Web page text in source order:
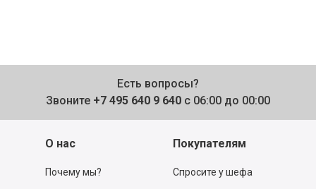
Есть вопросы?
Звоните +7 495 640 9 640 с 06:00 до 00:00
О нас
Почему мы?
Покупателям
Спросите у шефа